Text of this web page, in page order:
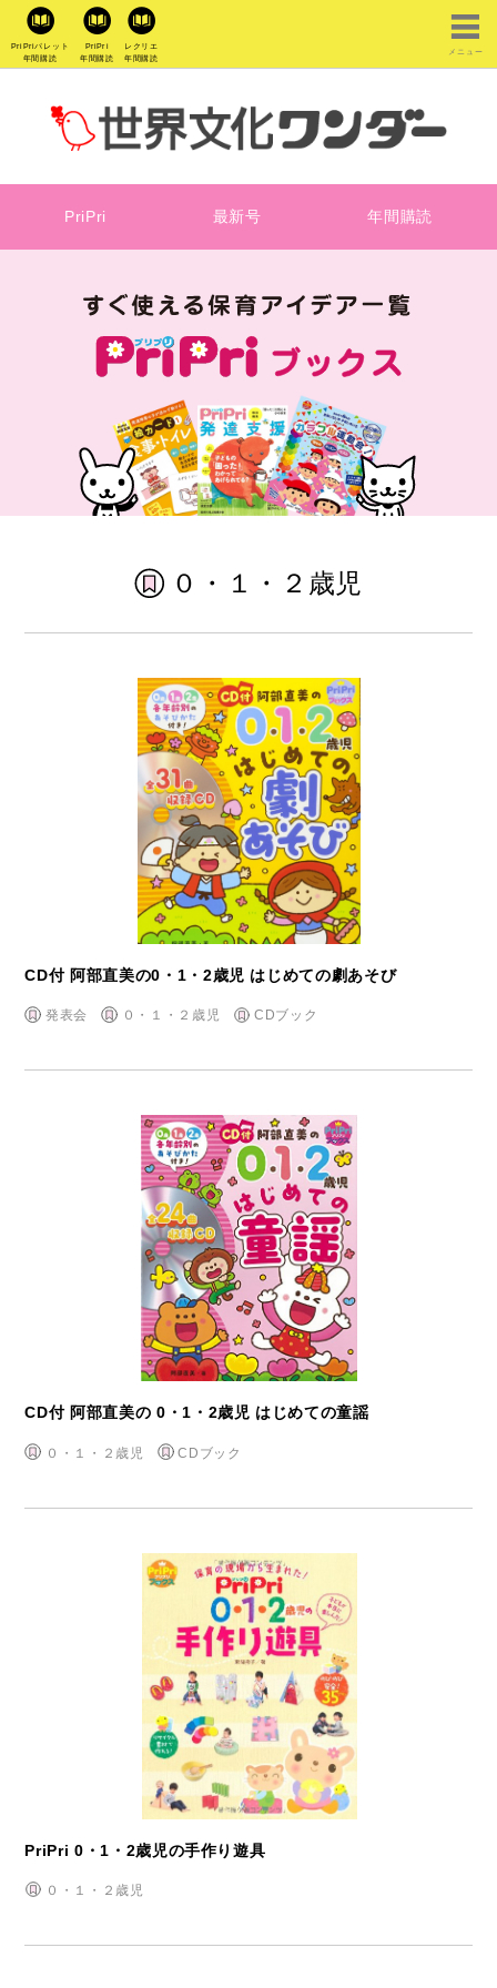
PriPriパレット
年間購読
PriPri
年間購読
レクリエ
年間購読
メニュー
PriPri 最新号 年間購読
０・１・２歳児
CD付 阿部直美の0・1・2歳児 はじめての劇あそび
発表会 ０・１・２歳児 CDブック
CD付 阿部直美の 0・1・2歳児 はじめての童謡
０・１・２歳児 CDブック
PriPri 0・1・2歳児の手作り遊具
０・１・２歳児